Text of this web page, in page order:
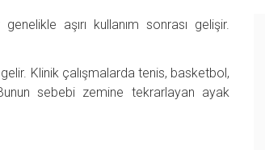
aşırı kullanım sonrası gelişir.
Klinik çalışmalarda tenis, basketbol,
sebebi zemine tekrarlayan ayak